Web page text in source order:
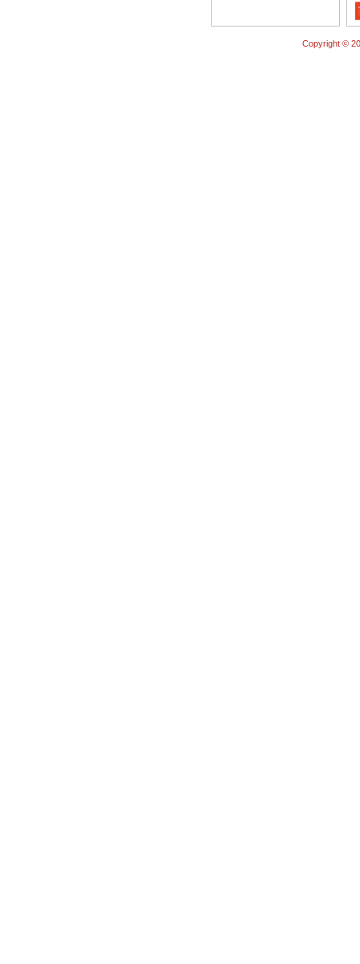
Copyright ©